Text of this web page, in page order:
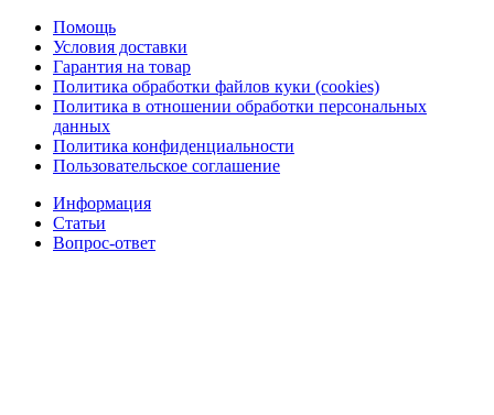
Помощь
Условия доставки
Гарантия на товар
Политика обработки файлов куки (cookies)
Политика в отношении обработки персональных
данных
Политика конфиденциальности
Пользовательское соглашение
Информация
Статьи
Вопрос-ответ